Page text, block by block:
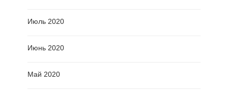
Июль 2020
Июнь 2020
Май 2020